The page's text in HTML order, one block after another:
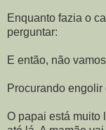
Enquanto fazia o
perguntar:
E então, não
Procurando
O papai está muito